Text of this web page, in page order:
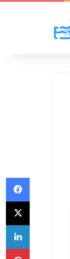
Facebook
X
LinkedIn
Pinterest